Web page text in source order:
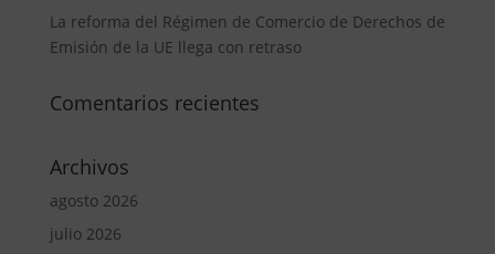
La reforma del Régimen de Comercio de Derechos de
Emisión de la UE llega con retraso
Comentarios recientes
Archivos
agosto 2026
julio 2026